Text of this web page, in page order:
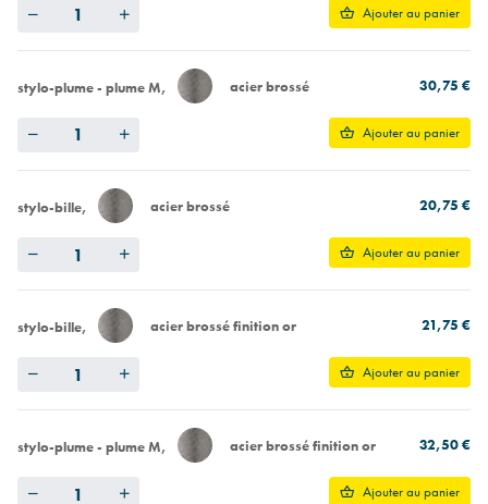
Ajouter au panier
stylo-plume - plume M acier brossé 30,75 €
Ajouter au panier
stylo-bille acier brossé 20,75 €
Ajouter au panier
stylo-bille acier brossé finition or 21,75 €
Ajouter au panier
stylo-plume - plume M acier brossé finition or 32,50 €
Ajouter au panier